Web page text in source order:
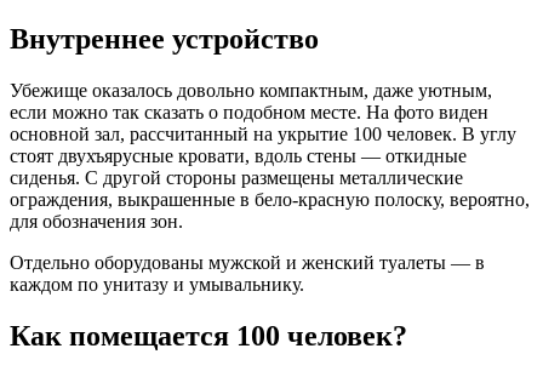
Внутреннее устройство
Убежище оказалось довольно компактным, даже уютным,
если можно так сказать о подобном месте. На фото виден
основной зал, рассчитанный на укрытие 100 человек. В углу
стоят двухъярусные кровати, вдоль стены — откидные
сиденья. С другой стороны размещены металлические
ограждения, выкрашенные в бело-красную полоску, вероятно,
для обозначения зон.
Отдельно оборудованы мужской и женский туалеты — в
каждом по унитазу и умывальнику.
Как помещается 100 человек?